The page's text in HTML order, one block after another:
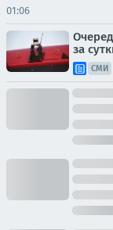
01:06
за
СМИ